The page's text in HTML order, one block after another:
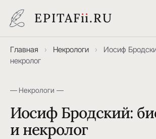
EPITAFii.RU
Главная › Некрологи ›
Иосиф
некролог
— Некрологи —
Иосиф Бродский:
и некролог